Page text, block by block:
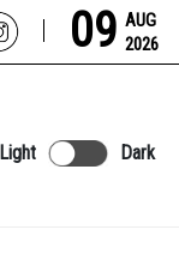
09 2026
AUG
Light Dark